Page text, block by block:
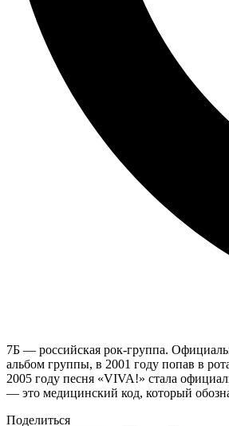
7Б — российская рок-группа.
альбом группы, в 2001 году попав в
2005 году песня «VIVA!» стала
— это медицинский код, который
Поделиться